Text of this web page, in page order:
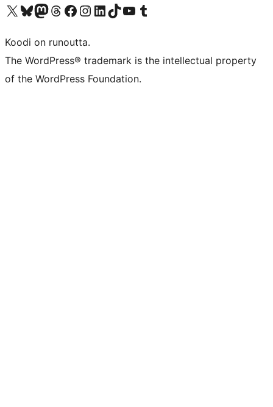
Visit our X (formerly Twitter) account
Visit our Bluesky account
Visit our Mastodon account
Visit our Threads account
Visit our Facebook page
Visit our Instagram account
Visit our LinkedIn account
Visit our TikTok account
Näytä YouTube-kanava
Visit our Tumblr account
Koodi on runoutta.
The WordPress® trademark is the intellectual property
of the WordPress Foundation.